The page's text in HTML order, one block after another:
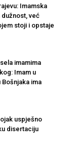
Imamska
dužnost, već
stoji i opstaje
imamima
Imam u
ima
uspješno
disertaciju